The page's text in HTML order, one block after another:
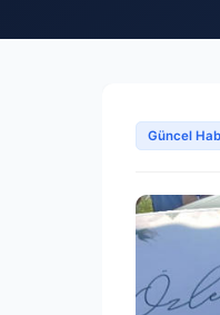
Güncel